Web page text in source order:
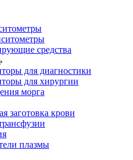
средства
для диагностики
для хирургии
морга
заготовка крови
плазмы